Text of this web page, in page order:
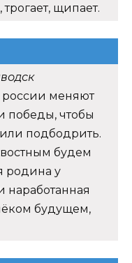
щипает.
россии меняют
победы, чтобы
подбодрить.
будем
родина у
наработанная
будущем,